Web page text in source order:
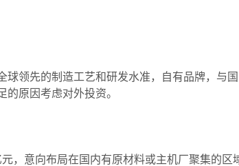
领先的制造工艺和研发水准，自有品牌，与
原因考虑对外投资。
，意向布局在国内有原材料或主机厂聚集的区